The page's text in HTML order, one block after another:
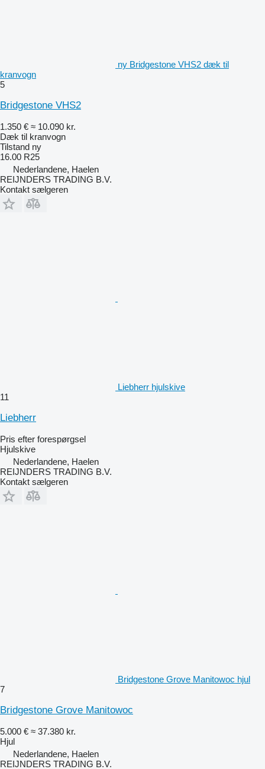
ny Bridgestone VHS2 dæk til
kranvogn
5
Bridgestone VHS2
1.350 € ≈ 10.090 kr.
Dæk til kranvogn
Tilstand ny
16.00 R25
Nederlandene, Haelen
REIJNDERS TRADING B.V.
Kontakt sælgeren
Liebherr hjulskive
11
Liebherr
Pris efter forespørgsel
Hjulskive
Nederlandene, Haelen
REIJNDERS TRADING B.V.
Kontakt sælgeren
Bridgestone Grove Manitowoc hjul
7
Bridgestone Grove Manitowoc
5.000 € ≈ 37.380 kr.
Hjul
Nederlandene, Haelen
REIJNDERS TRADING B.V.